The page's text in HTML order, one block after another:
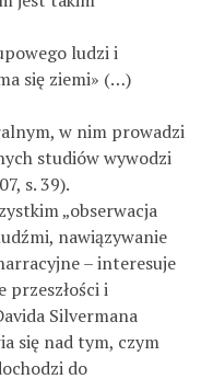
ludzi i
się ziemi» (…)
w nim prowadzi
studiów wywodzi
s. 39).
„obserwacja
nawiązywanie
– interesuje
przeszłości i
Silvermana
się nad tym, czym
do